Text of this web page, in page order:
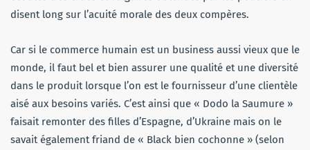
disent long sur l’acuité morale des deux compères.
Car si le commerce humain est un business aussi vieux que le
monde, il faut bel et bien assurer une qualité et une diversité
dans le produit lorsque l’on est le fournisseur d’une clientèle
aisé aux besoins variés. C’est ainsi que « Dodo la Saumure »
faisait remonter des filles d’Espagne, d’Ukraine mais on le
savait également friand de « Black bien cochonne » (selon